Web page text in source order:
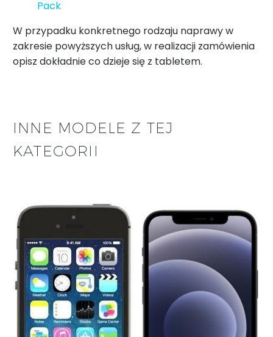
Pack
W przypadku konkretnego rodzaju naprawy w
zakresie powyższych usług, w realizacji zamówienia
opisz dokładnie co dzieje się z tabletem.
INNE MODELE Z TEJ
KATEGORII